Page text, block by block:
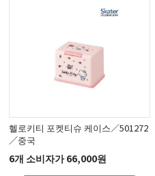
헬로키티 포켓티슈 케이스／501272
／중국
6개 소비자가 66,000원